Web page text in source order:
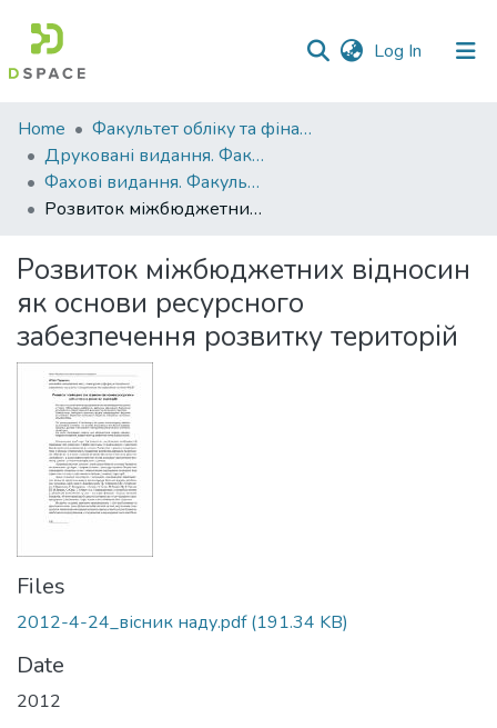
Log In (current)
Communities
&
Collections
Statistics
Home
Факультет обліку та фінансів
Друковані видання. Факультет обліку та фінансів
Фахові видання. Факультет обліку та фінансів
Розвиток міжбюджетних відносин як основи ресурсного забезпечення розвитку територій
Розвиток міжбюджетних відносин
як основи ресурсного
забезпечення розвитку територій
Files
2012-4-24_вісник наду.pdf(191.34 KB)
Date
2012